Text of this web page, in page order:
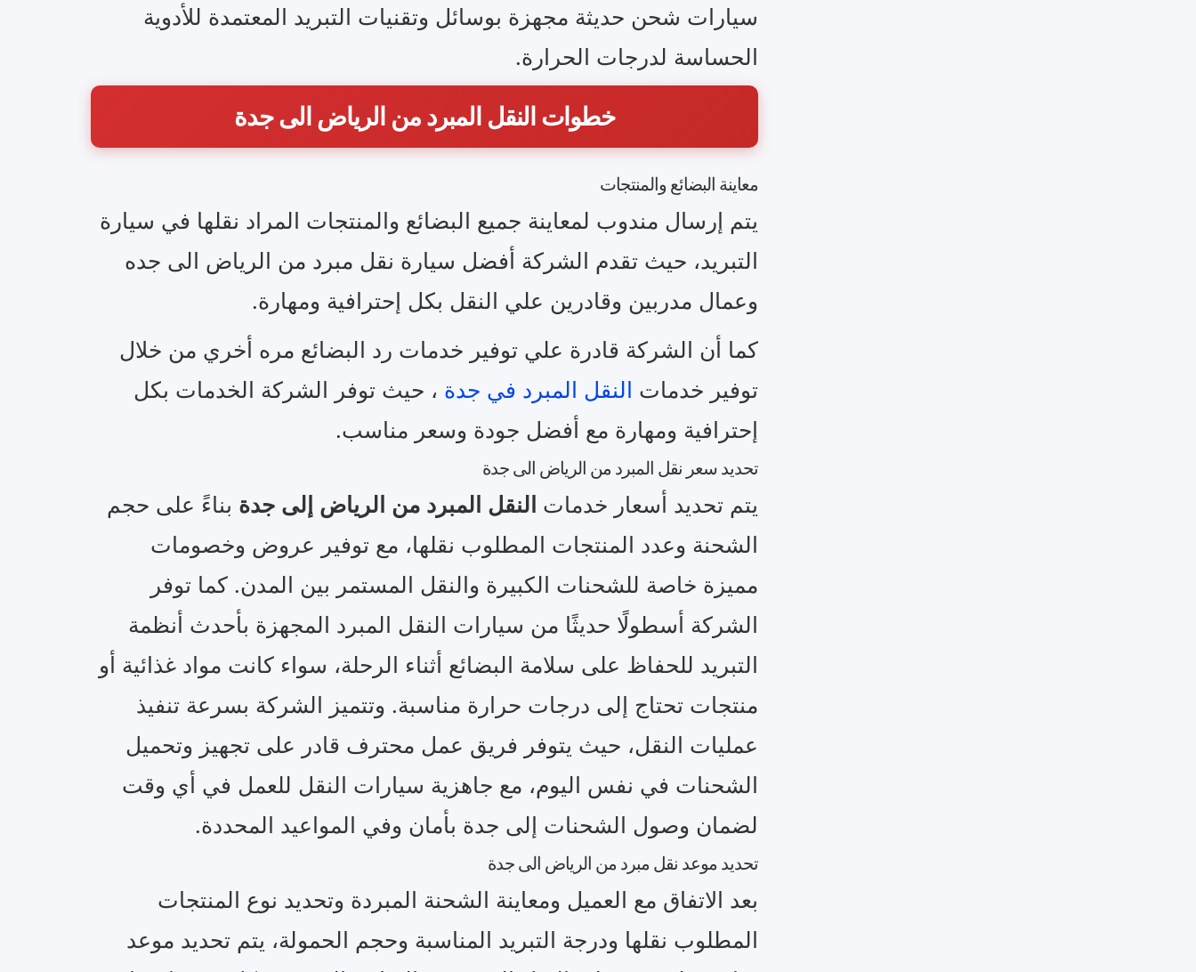
سيارات شحن حديثة مجهزة بوسائل وتقنيات التبريد المعتمدة للأدوية
الحساسة لدرجات الحرارة.
خطوات النقل المبرد من الرياض الى جدة
معاينة البضائع والمنتجات
يتم إرسال مندوب لمعاينة جميع البضائع والمنتجات المراد نقلها في سيارة
التبريد، حيث تقدم الشركة أفضل سيارة نقل مبرد من الرياض الى جده
وعمال مدربين وقادرين علي النقل بكل إحترافية ومهارة.
كما أن الشركة قادرة علي توفير خدمات رد البضائع مره أخري من خلال
توفير خدمات النقل المبرد في جدة ، حيث توفر الشركة الخدمات بكل
إحترافية ومهارة مع أفضل جودة وسعر مناسب.
تحديد سعر نقل المبرد من الرياض الى جدة
يتم تحديد أسعار خدمات النقل المبرد من الرياض إلى جدة بناءً على حجم
الشحنة وعدد المنتجات المطلوب نقلها، مع توفير عروض وخصومات
مميزة خاصة للشحنات الكبيرة والنقل المستمر بين المدن. كما توفر
الشركة أسطولًا حديثًا من سيارات النقل المبرد المجهزة بأحدث أنظمة
التبريد للحفاظ على سلامة البضائع أثناء الرحلة، سواء كانت مواد غذائية أو
منتجات تحتاج إلى درجات حرارة مناسبة. وتتميز الشركة بسرعة تنفيذ
عمليات النقل، حيث يتوفر فريق عمل محترف قادر على تجهيز وتحميل
الشحنات في نفس اليوم، مع جاهزية سيارات النقل للعمل في أي وقت
لضمان وصول الشحنات إلى جدة بأمان وفي المواعيد المحددة.
تحديد موعد نقل مبرد من الرياض الى جدة
بعد الاتفاق مع العميل ومعاينة الشحنة المبردة وتحديد نوع المنتجات
المطلوب نقلها ودرجة التبريد المناسبة وحجم الحمولة، يتم تحديد موعد